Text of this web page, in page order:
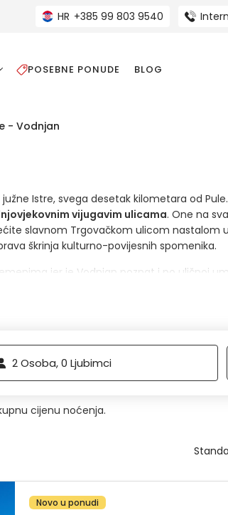
HR +385 99 803 9540
POSEBNE PONUDE BLOG
- Vodnjan
Istre, svega desetak kilometara od
vijugavim ulicama. One na
slavnom Trgovačkom ulicom nastalom
škrinja kulturno-povijesnih spomenika.
jer je Vodnjan poznat i po uličnoj
U Parku kažuna na jedinstveni način
2Osoba,0 Ljubimci
cijenu noćenja.
Novo u ponudi